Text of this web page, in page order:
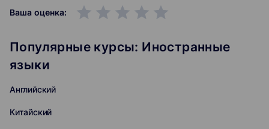
Ваша оценка: grade grade grade grade grade
Популярные курсы: Иностранные
языки
Английский
Китайский